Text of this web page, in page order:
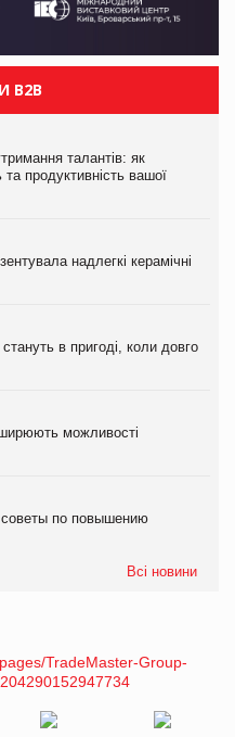
B2B
талантів: як
продуктивність вашої
надлегкі керамічні
в пригоді, коли довго
можливості
по повышению
Всі новини